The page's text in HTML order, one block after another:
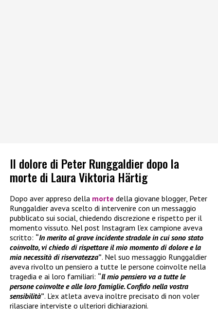
Il dolore di Peter Runggaldier dopo la
morte di Laura Viktoria Härtig
Dopo aver appreso della morte della giovane blogger, Peter
Runggaldier aveva scelto di intervenire con un messaggio
pubblicato sui social, chiedendo discrezione e rispetto per il
momento vissuto. Nel post Instagram l’ex campione aveva
scritto: “In merito al grave incidente stradale in cui sono stato
coinvolto, vi chiedo di rispettare il mio momento di dolore e la
mia necessità di riservatezza”. Nel suo messaggio Runggaldier
aveva rivolto un pensiero a tutte le persone coinvolte nella
tragedia e ai loro familiari: “Il mio pensiero va a tutte le
persone coinvolte e alle loro famiglie. Confido nella vostra
sensibilità”. L’ex atleta aveva inoltre precisato di non voler
rilasciare interviste o ulteriori dichiarazioni.